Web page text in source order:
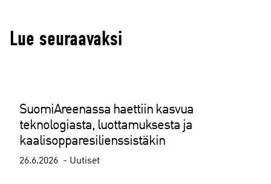
Lue seuraavaksi
SuomiAreenassa haettiin kasvua
teknologiasta, luottamuksesta ja
kaalisopparesilienssistäkin
26.6.2026 Uutiset